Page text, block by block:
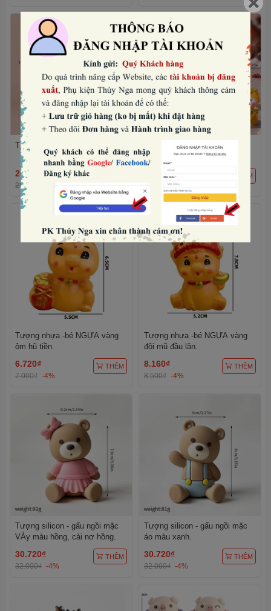
Tượng ngựa có cánh-TRẮNG.
26.880₫
28.000₫
Set nhựa đặc- 5 tượng bé
ngựa vàng mini mix mẫu.
30.720₫
32.000₫ -4%
THÊM
Tượng nhựa -bé NGỰA vàng
ôm hũ tiền.
6.720₫
7.000₫ -4%
THÊM
Tượng nhựa -bé NGỰA vàng
đội mũ đầu lân.
8.160₫
8.500₫ -4%
THÊM
Tượng silicon - gấu ngồi mặc
VÁy màu hồng, cài nơ hồng.
30.720₫
32.000₫ -4%
THÊM
Tượng silicon - gấu ngồi mặc
áo màu xanh.
30.720₫
32.000₫ -4%
THÊM